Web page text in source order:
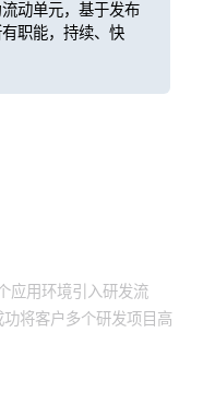
动单元，基于发布
职能，持续、快
应用环境引入研发流
客户多个研发项目高